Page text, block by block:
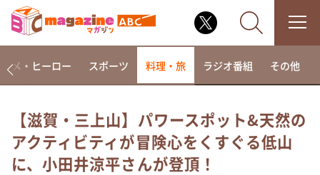
なるみ・岡村の過ぎるTV
相席食堂
メ・ヒーロー スポーツ 料理・旅 ラジオ番組 その他
【滋賀・三上山】パワースポット&天然の
アクティビティが冒険心をくすぐる低山
に、小田井涼平さんが登頂！